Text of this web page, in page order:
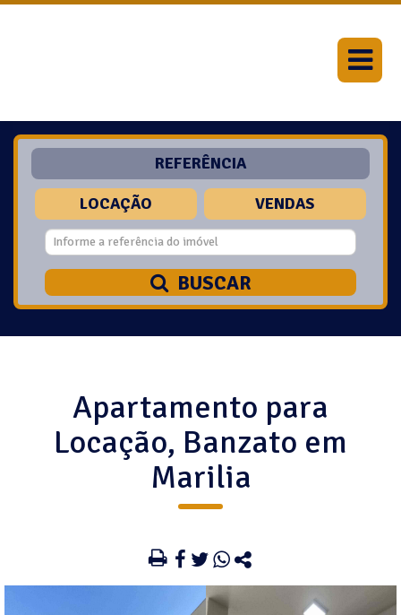
REFERÊNCIA
LOCAÇÃO VENDAS
BUSCAR
Apartamento para
Locação, Banzato em
Marilia